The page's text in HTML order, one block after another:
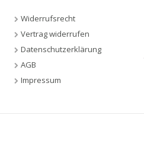
Widerrufsrecht
Vertrag widerrufen
Datenschutzerklärung
AGB
Impressum